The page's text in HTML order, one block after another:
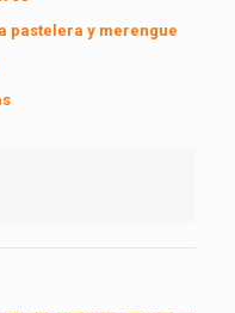
pastelera y merengue